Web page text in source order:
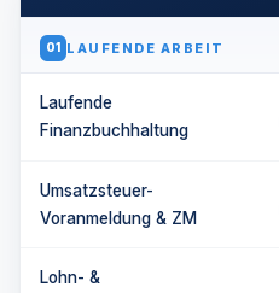
01 LAUFENDE ARBEIT
Laufende
Finanzbuchhaltung
Umsatzsteuer-
Voranmeldung & ZM
Lohn- &